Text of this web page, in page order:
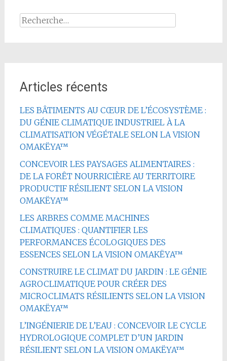
Rechercher :
Articles récents
LES BÂTIMENTS AU CŒUR DE L’ÉCOSYSTÈME :
DU GÉNIE CLIMATIQUE INDUSTRIEL À LA
CLIMATISATION VÉGÉTALE SELON LA VISION
OMAKËYA™
CONCEVOIR LES PAYSAGES ALIMENTAIRES :
DE LA FORÊT NOURRICIÈRE AU TERRITOIRE
PRODUCTIF RÉSILIENT SELON LA VISION
OMAKËYA™
LES ARBRES COMME MACHINES
CLIMATIQUES : QUANTIFIER LES
PERFORMANCES ÉCOLOGIQUES DES
ESSENCES SELON LA VISION OMAKËYA™
CONSTRUIRE LE CLIMAT DU JARDIN : LE GÉNIE
AGROCLIMATIQUE POUR CRÉER DES
MICROCLIMATS RÉSILIENTS SELON LA VISION
OMAKËYA™
L’INGÉNIERIE DE L’EAU : CONCEVOIR LE CYCLE
HYDROLOGIQUE COMPLET D’UN JARDIN
RÉSILIENT SELON LA VISION OMAKËYA™